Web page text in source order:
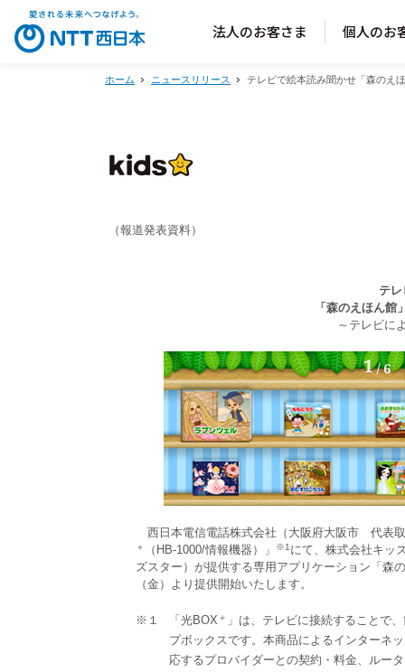
法人のお客さま 個人のお
ホーム ニュースリリース テレビで絵本読み聞かせ「森のえ
（報道発表資料）
テ
「森のえほん館
～テレビに
西日本電信電話株式会社（大阪府大阪市 代表
＋ （HB-1000/情報機器）」 ※1 にて、株式会社キッ
ズスター）が提供する専用アプリケーション「森
（金）より提供開始いたします。
※１ 「光BOX ＋ 」は、テレビに接続することで
プボックスです。本商品によるインターネ
応するプロバイダーとの契約・料金、ルー